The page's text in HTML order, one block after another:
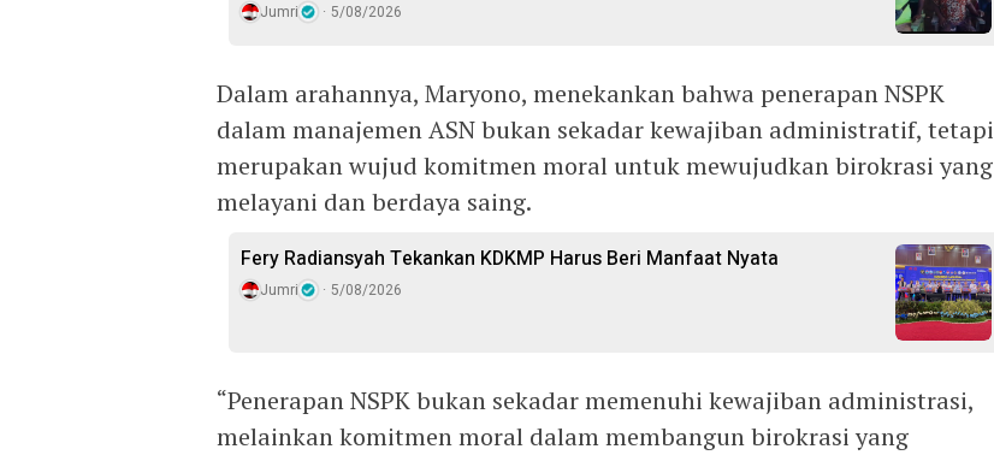
Jumri 5/08/2026
Dalam arahannya, Maryono, menekankan bahwa penerapan NSPK
dalam manajemen ASN bukan sekadar kewajiban administratif, tetapi
merupakan wujud komitmen moral untuk mewujudkan birokrasi yang
melayani dan berdaya saing.
Fery Radiansyah Tekankan KDKMP Harus Beri Manfaat Nyata
Jumri 5/08/2026
“Penerapan NSPK bukan sekadar memenuhi kewajiban administrasi,
melainkan komitmen moral dalam membangun birokrasi yang